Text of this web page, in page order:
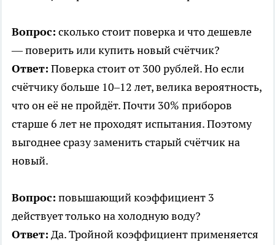
Вопрос: сколько стоит поверка и что дешевле
— поверить или купить новый счётчик?
Ответ: Поверка стоит от 300 рублей. Но если
счётчику больше 10–12 лет, велика вероятность,
что он её не пройдёт. Почти 30% приборов
старше 6 лет не проходят испытания. Поэтому
выгоднее сразу заменить старый счётчик на
новый.
Вопрос: повышающий коэффициент 3
действует только на холодную воду?
Ответ: Да. Тройной коэффициент применяется